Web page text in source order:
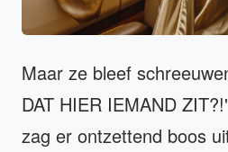
Maar ze bleef
DAT HIER IEMAND
zag er ontzettend boos